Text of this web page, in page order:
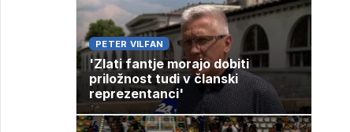
PETER VILFAN
'Zlati fantje morajo dobiti
priložnost tudi v članski
reprezentanci'